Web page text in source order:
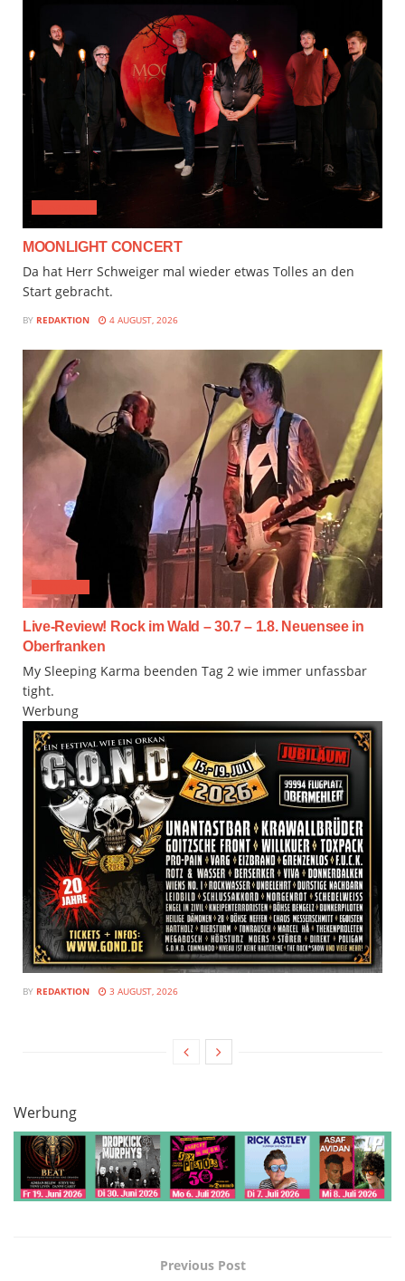
MOONLIGHT CONCERT
Da hat Herr Schweiger mal wieder etwas Tolles an den
Start gebracht.
BY REDAKTION 4 AUGUST, 2026
Live-Review! Rock im Wald – 30.7 – 1.8. Neuensee in
Oberfranken
My Sleeping Karma beenden Tag 2 wie immer unfassbar
tight.
Werbung
BY REDAKTION 3 AUGUST, 2026
Werbung
Previous Post